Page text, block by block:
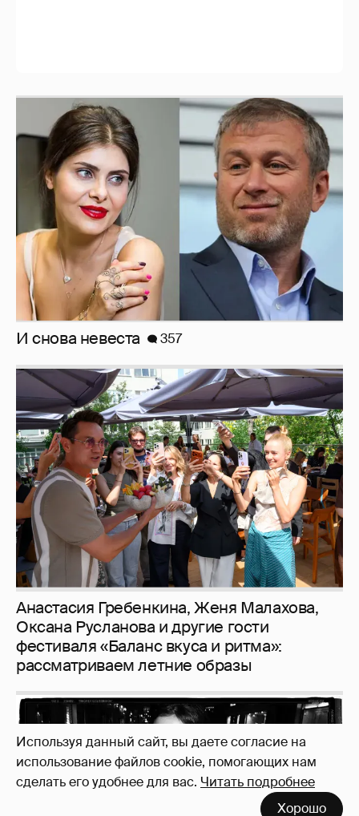
Используя данный сайт, вы даете согласие на
использование файлов cookie, помогающих нам
сделать его удобнее для вас. Читать подробнее
Хорошо
И снова невеста 357
Анастасия Гребенкина, Женя Малахова,
Оксана Русланова и другие гости
фестиваля «Баланс вкуса и ритма»:
рассматриваем летние образы